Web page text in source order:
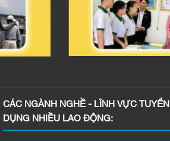
CÁC NGÀNH NGHỀ - LĨNH VỰC TUYỂN
DỤNG NHIỀU LAO ĐỘNG: